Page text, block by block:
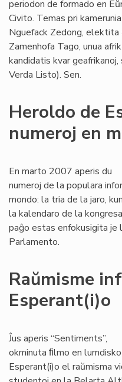
periodon de formado en
Civito. Temas pri
Nguefack Zedong,
Zamenhofa Tago, unua
kandidatis kvar
Verda Listo). Sen.
Heroldo de
numeroj en
En marto 2007 aperis du
numeroj de la populara
mondo: la tria de la jaro,
la kalendaro de la
paĝo estas enfokusigita je
Parlamento.
Raŭmisme
Esperant(i)o
Ĵus aperis “Sentiments”,
okminuta ﬁlmo en
Esperant(i)o el raŭmisma